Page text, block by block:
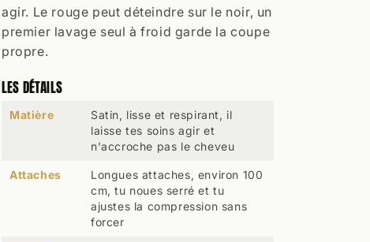
agir. Le rouge peut déteindre sur le noir, un
premier lavage seul à froid garde la coupe
propre.
LES DÉTAILS
Matière
Satin, lisse et respirant, il
laisse tes soins agir et
n'accroche pas le cheveu
Attaches
Longues attaches, environ 100
cm, tu noues serré et tu
ajustes la compression sans
forcer